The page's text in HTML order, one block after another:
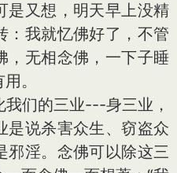
是又想，明天早上没精
：我就忆佛好了，不管
，无相念佛，一下子睡
。
们的三业---身三业，
是说杀害众生、窃盗众
邪淫。念佛可以除这三